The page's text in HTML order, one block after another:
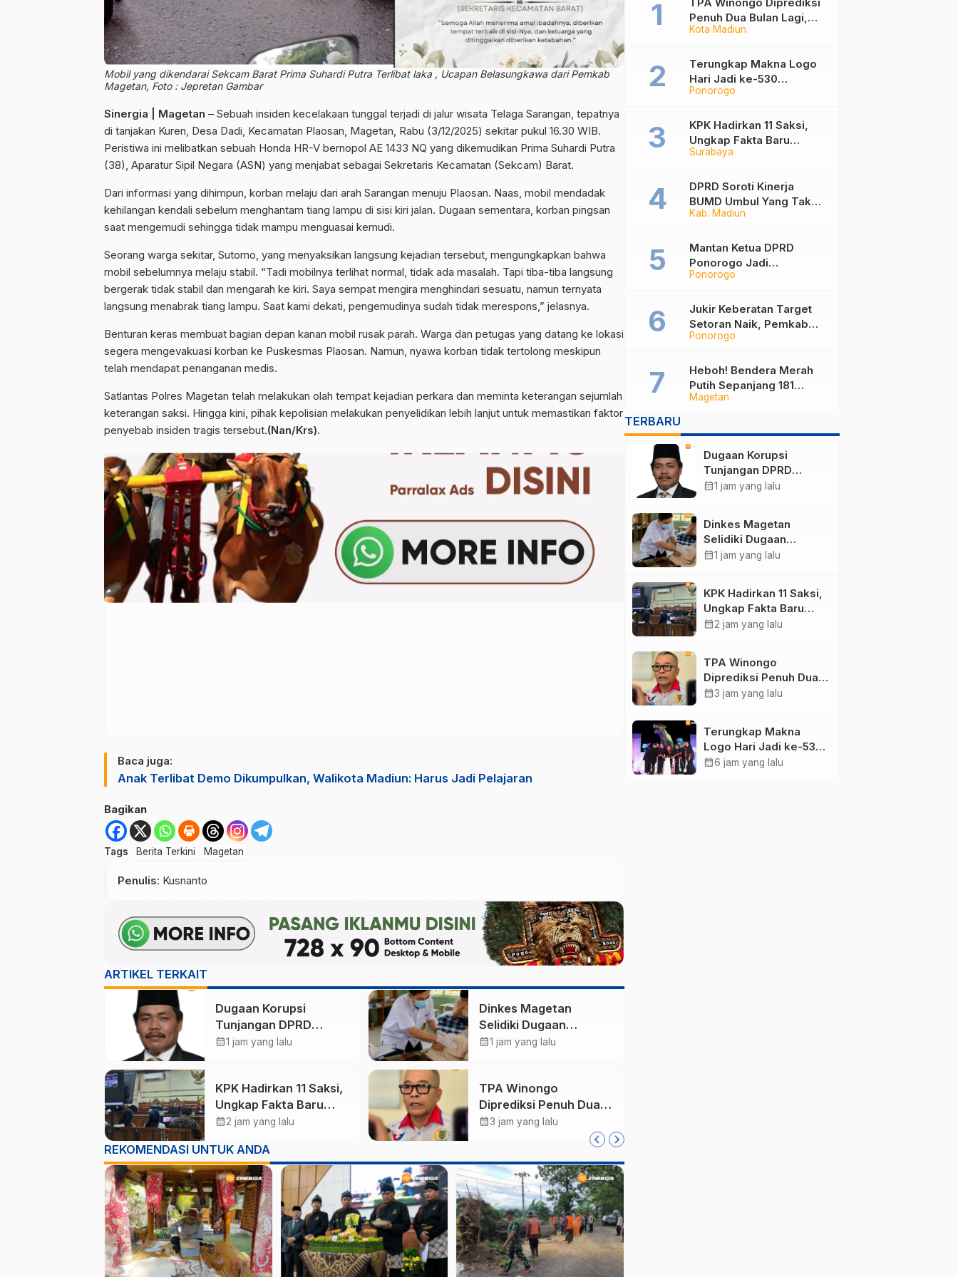
Mobil yang dikendarai Sekcam Barat Prima Suhardi Putra Terlibat laka , Ucapan Belasungkawa dari Pemkab
Magetan, Foto : Jepretan Gambar
Sinergia | Magetan – Sebuah insiden kecelakaan tunggal terjadi di jalur wisata Telaga Sarangan, tepatnya
di tanjakan Kuren, Desa Dadi, Kecamatan Plaosan, Magetan, Rabu (3/12/2025) sekitar pukul 16.30 WIB.
Peristiwa ini melibatkan sebuah Honda HR-V bernopol AE 1433 NQ yang dikemudikan Prima Suhardi Putra
(38), Aparatur Sipil Negara (ASN) yang menjabat sebagai Sekretaris Kecamatan (Sekcam) Barat.
Dari informasi yang dihimpun, korban melaju dari arah Sarangan menuju Plaosan. Naas, mobil mendadak
kehilangan kendali sebelum menghantam tiang lampu di sisi kiri jalan. Dugaan sementara, korban pingsan
saat mengemudi sehingga tidak mampu menguasai kemudi.
Seorang warga sekitar, Sutomo, yang menyaksikan langsung kejadian tersebut, mengungkapkan bahwa
mobil sebelumnya melaju stabil. “Tadi mobilnya terlihat normal, tidak ada masalah. Tapi tiba-tiba langsung
bergerak tidak stabil dan mengarah ke kiri. Saya sempat mengira menghindari sesuatu, namun ternyata
langsung menabrak tiang lampu. Saat kami dekati, pengemudinya sudah tidak merespons,” jelasnya.
Benturan keras membuat bagian depan kanan mobil rusak parah. Warga dan petugas yang datang ke lokasi
segera mengevakuasi korban ke Puskesmas Plaosan. Namun, nyawa korban tidak tertolong meskipun
telah mendapat penanganan medis.
Satlantas Polres Magetan telah melakukan olah tempat kejadian perkara dan meminta keterangan sejumlah
keterangan saksi. Hingga kini, pihak kepolisian melakukan penyelidikan lebih lanjut untuk memastikan faktor
penyebab insiden tragis tersebut.(Nan/Krs).
Baca juga:
Anak Terlibat Demo Dikumpulkan, Walikota Madiun: Harus Jadi Pelajaran
Bagikan
Tags Berita Terkini Magetan
Penulis: Kusnanto
ARTIKEL TERKAIT
Dugaan Korupsi
Tunjangan DPRD
Ponorogo Jadi Alarm,
Kelola Administrasi
calendar_month1 jam yang lalu
Dinkes Magetan
Selidiki Dugaan
Lonjakan Kasus Diare
Epidemiologi
calendar_month1 jam yang lalu
KPK Hadirkan 11 Saksi,
Ungkap Fakta Baru
Sidang Korupsi Wali
Maidi
calendar_month2 jam yang lalu
TPA Winongo
Diprediksi Penuh Dua
Bulan Lagi, Ketua DPRD
Penanganan Sampah
calendar_month3 jam yang lalu
REKOMENDASI UNTUK ANDA
Kota Madiun
Penuh Dua Bulan Lagi,
Ketua DPRD Kota Madiun
Penanganan Sampah
Ponorogo
Terungkap Makna Logo
Hari Jadi ke-530
Ponorogo, Angka 530
Sekar Kinanthi
Surabaya
KPK Hadirkan 11 Saksi,
Ungkap Fakta Baru
Sidang Korupsi Wali Kota
Kab. Madiun
DPRD Soroti Kinerja
BUMD Umbul Yang Tak
Maksimal, Dinilai Belum
Ponorogo
Mantan Ketua DPRD
Ponorogo Jadi
Tersangka, Punya Harta
Rp1,4 Miliar
Ponorogo
Jukir Keberatan Target
Setoran Naik, Pemkab
Ponorogo Cari Jalan
Magetan
Heboh! Bendera Merah
Putih Sepanjang 181
Meter Membentang di
Maknanya
TERBARU
Dugaan Korupsi
Tunjangan DPRD
Ponorogo Jadi Alarm,
Kelola Administrasi
calendar_month1 jam yang lalu
Dinkes Magetan
Selidiki Dugaan
Lonjakan Kasus Diare
Epidemiologi
calendar_month1 jam yang lalu
KPK Hadirkan 11 Saksi,
Ungkap Fakta Baru
Sidang Korupsi Wali
calendar_month2 jam yang lalu
TPA Winongo
Diprediksi Penuh Dua
Bulan Lagi, Ketua DPRD
Penanganan Sampah
calendar_month3 jam yang lalu
Terungkap Makna
Logo Hari Jadi ke-530
Ponorogo, Angka 530
calendar_month6 jam yang lalu